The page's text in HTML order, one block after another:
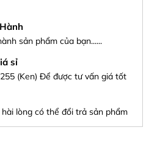
sẽ bảo hành sản phẩm của bạn......
sỉ
(Ken) Để được tư vấn giá tốt
lòng có thể đổi trả sản phẩm